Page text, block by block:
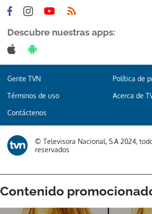
Descubre nuestras apps:
Gente TVN Política de
Términos de uso Acerca de
Contáctenos
© Televisora Nacional, S.A 2024,
reservados